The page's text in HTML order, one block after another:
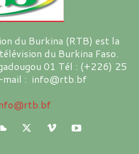
du Burkina (RTB) est la
du Burkina Faso.
01 Tél : (+226) 25
: info@rtb.bf